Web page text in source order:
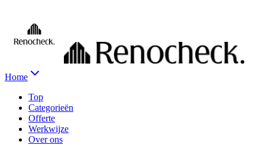
Home
Top
Categorieën
Offerte
Werkwijze
Over ons